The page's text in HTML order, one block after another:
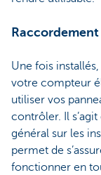
Une fois
votre compteur
utiliser vos
contrôler. Il s’agit
général sur les
permet de
fonctionner en